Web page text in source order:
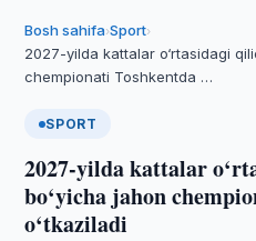
Bosh sahifa›Sport›
2027-yilda kattalar o‘rtasidagi
chempionati Toshkentda …
SPORT
2027-yilda kattalar
bo‘yicha jahon
o‘tkaziladi